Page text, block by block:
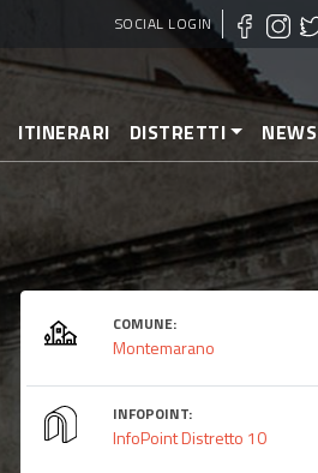
SOCIAL LOGIN
ITINERARI DISTRETTI NEWS
COMUNE:
Montemarano
INFOPOINT:
InfoPoint Distretto 10